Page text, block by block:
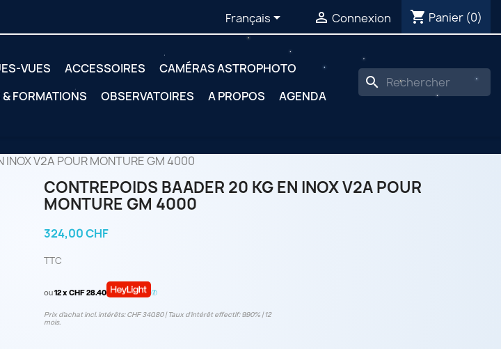
Français  Connexion shopping_cart Panier (0)
VUES ACCESSOIRES
CAMÉRAS ASTROPHOTO
FORMATIONS OBSERVATOIRES A PROPOS AGENDA
search
INOX V2A POUR MONTURE GM 4000
CONTREPOIDS BAADER 20 KG EN INOX V2A POUR
MONTURE GM 4000
324,00 CHF
TTC
ou12 x CHF 28.40
Prix d’achat incl. intérêts: CHF 340.80 | Taux d‘intérêt effectif: 9.90% | 12
mois.